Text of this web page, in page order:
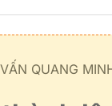
QUANG